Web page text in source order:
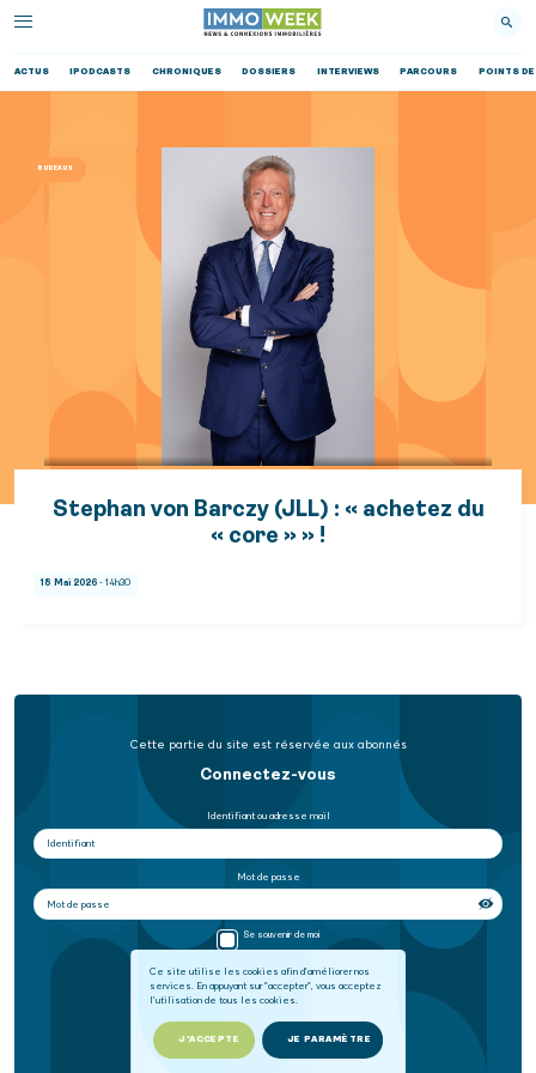
ACTUS IPODCASTS CHRONIQUES DOSSIERS INTERVIEWS PARCOURS POINTS DE
Ce site utilise les cookies afin d'améliorer nos
services. En appuyant sur "accepter", vous acceptez
l'utilisation de tous les cookies.
J'ACCEPTE JE PARAMÈTRE
BUREAUX
Stephan von Barczy (JLL) : « achetez du
« core » » !
18 Mai 2026 - 14h30
Cette partie du site est réservée aux abonnés
Connectez-vous
Identifiant ou adresse mail
Mot de passe
Se souvenir de moi
SE CONNECTER
Mot de passe oublié